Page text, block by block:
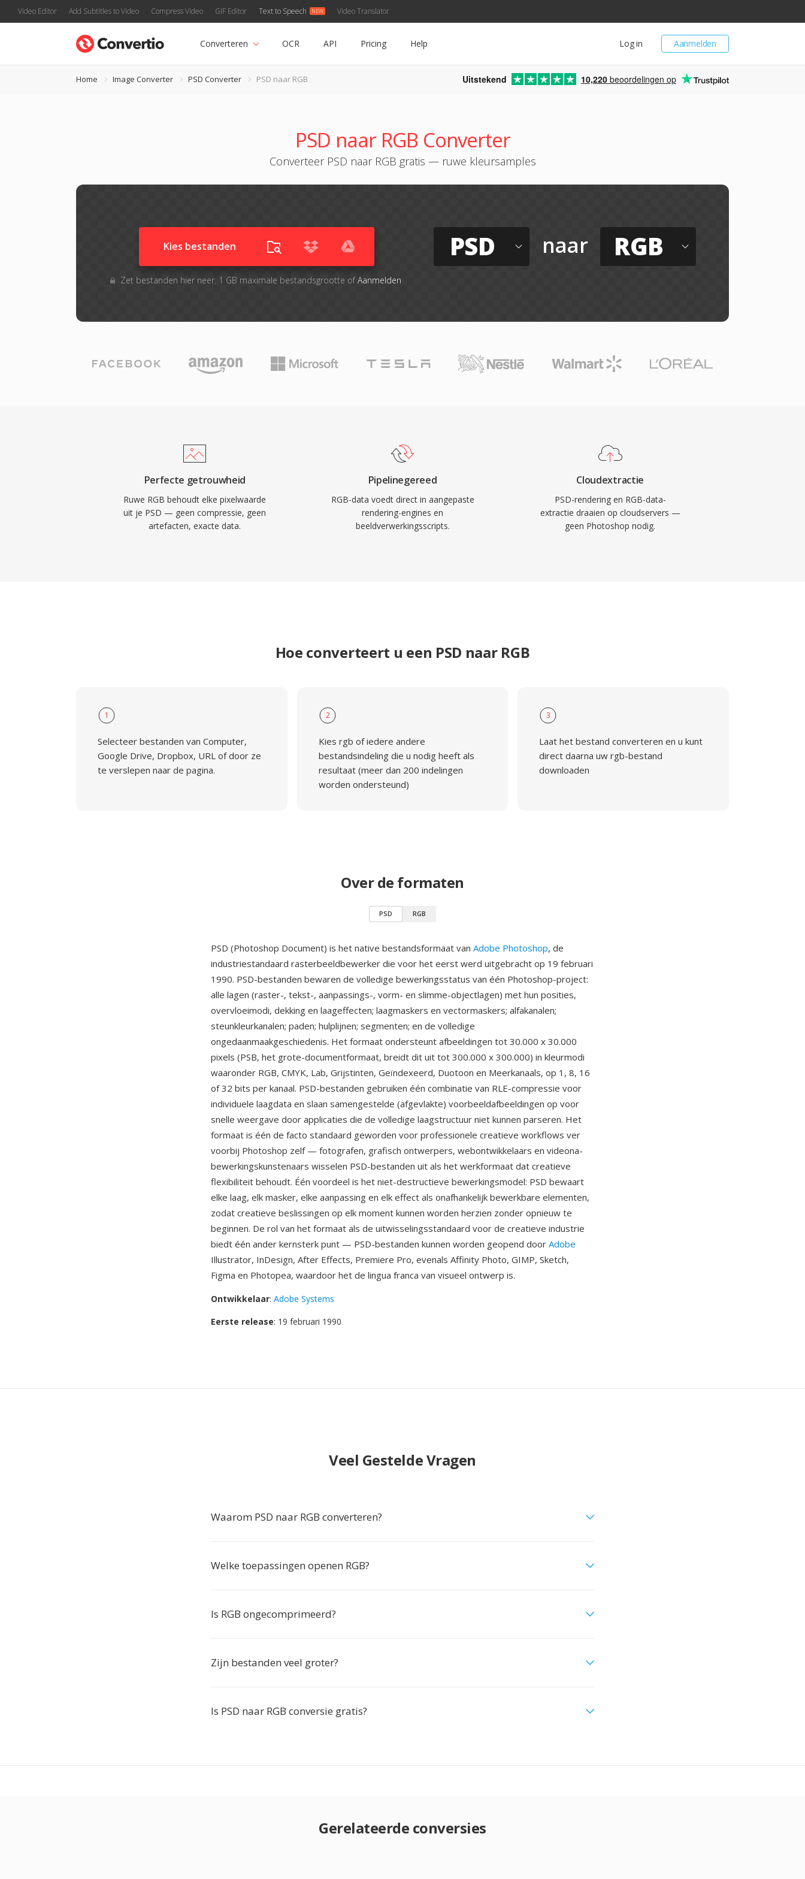
Video Editor Add Subtitles to Video Compress Video GIF Editor Text to Speech Video Translator
Aanmelden
Log in
Converteren OCR API Pricing Help
Home Image Converter PSD Converter PSD naar RGB Uitstekend 10,220 beoordelingen op
PSD naar RGB Converter
Converteer PSD naar RGB gratis — ruwe kleursamples
Kies bestanden
Zet bestanden hier neer. 1 GB maximale bestandsgrootte ofAanmelden
PSD naar RGB
Perfecte getrouwheid
Ruwe RGB behoudt elke pixelwaarde
uit je PSD — geen compressie, geen
artefacten, exacte data.
Pipelinegereed
RGB-data voedt direct in aangepaste
rendering-engines en
beeldverwerkingsscripts.
Cloudextractie
PSD-rendering en RGB-data-
extractie draaien op cloudservers —
geen Photoshop nodig.
Hoe converteert u een PSD naar RGB
1
Selecteer bestanden van Computer,
Google Drive, Dropbox, URL of door ze
te verslepen naar de pagina.
2
Kies rgb of iedere andere
bestandsindeling die u nodig heeft als
resultaat (meer dan 200 indelingen
worden ondersteund)
3
Laat het bestand converteren en u kunt
direct daarna uw rgb-bestand
downloaden
Over de formaten
PSD RGB
PSD (Photoshop Document) is het native bestandsformaat van Adobe Photoshop, de
industriestandaard rasterbeeldbewerker die voor het eerst werd uitgebracht op 19 februari
1990. PSD-bestanden bewaren de volledige bewerkingsstatus van één Photoshop-project:
alle lagen (raster-, tekst-, aanpassings-, vorm- en slimme-objectlagen) met hun posities,
overvloeimodi, dekking en laageffecten; laagmaskers en vectormaskers; alfakanalen;
steunkleurkanalen; paden; hulplijnen; segmenten; en de volledige
ongedaanmaakgeschiedenis. Het formaat ondersteunt afbeeldingen tot 30.000 x 30.000
pixels (PSB, het grote-documentformaat, breidt dit uit tot 300.000 x 300.000) in kleurmodi
waaronder RGB, CMYK, Lab, Grijstinten, Geïndexeerd, Duotoon en Meerkanaals, op 1, 8, 16
of 32 bits per kanaal. PSD-bestanden gebruiken één combinatie van RLE-compressie voor
individuele laagdata en slaan samengestelde (afgevlakte) voorbeeldafbeeldingen op voor
snelle weergave door applicaties die de volledige laagstructuur niet kunnen parseren. Het
formaat is één de facto standaard geworden voor professionele creatieve workflows ver
voorbij Photoshop zelf — fotografen, grafisch ontwerpers, webontwikkelaars en videona-
bewerkingskunstenaars wisselen PSD-bestanden uit als het werkformaat dat creatieve
flexibiliteit behoudt. Één voordeel is het niet-destructieve bewerkingsmodel: PSD bewaart
elke laag, elk masker, elke aanpassing en elk effect als onafhankelijk bewerkbare elementen,
zodat creatieve beslissingen op elk moment kunnen worden herzien zonder opnieuw te
beginnen. De rol van het formaat als de uitwisselingsstandaard voor de creatieve industrie
biedt één ander kernsterk punt — PSD-bestanden kunnen worden geopend door Adobe
Illustrator, InDesign, After Effects, Premiere Pro, evenals Affinity Photo, GIMP, Sketch,
Figma en Photopea, waardoor het de lingua franca van visueel ontwerp is.
Ontwikkelaar: Adobe Systems
Eerste release: 19 februari 1990
Veel Gestelde Vragen
Waarom PSD naar RGB converteren?
Welke toepassingen openen RGB?
Is RGB ongecomprimeerd?
Zijn bestanden veel groter?
Is PSD naar RGB conversie gratis?
Gerelateerde conversies